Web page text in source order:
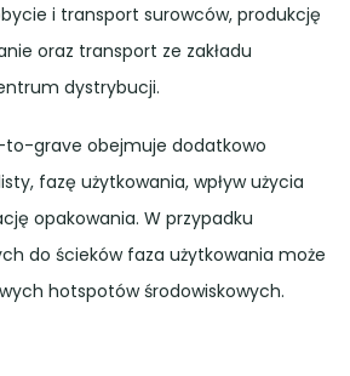
i transport surowców, produkcję
oraz transport ze zakładu
dystrybucji.
to-grave obejmuje dodatkowo
fazę użytkowania, wpływ użycia
opakowania. W przypadku
do ścieków faza użytkowania może
hotspotów środowiskowych.